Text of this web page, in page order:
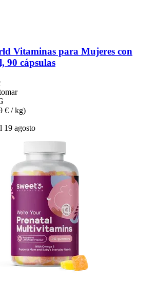
Vitaminas para Mujeres con
90 cápsulas
€ / kg)
19 agosto